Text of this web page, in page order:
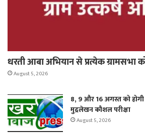
धरती आबा अभियान से प्रत्येक
August 5, 2026
8, 9 और 16 अगस्त को
मुद्रलेखन कौशल परीक्षा
August 5, 2026